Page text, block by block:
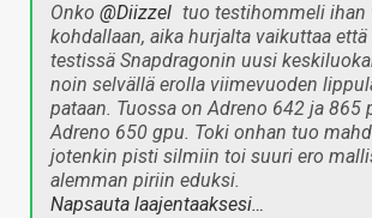
Onko @Diizzel tuo testihommeli ihan
kohdallaan, aika hurjalta vaikuttaa
testissä Snapdragonin uusi
noin selvällä erolla viimevuoden
pataan. Tuossa on Adreno 642 ja 865
Adreno 650 gpu. Toki onhan tuo
jotenkin pisti silmiin toi suuri ero
alemman piriin eduksi.
Napsauta laajentaaksesi…